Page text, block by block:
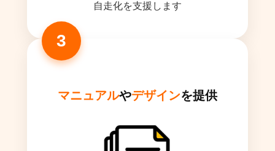
自走化を支援します
マニュアルやデザインを提供